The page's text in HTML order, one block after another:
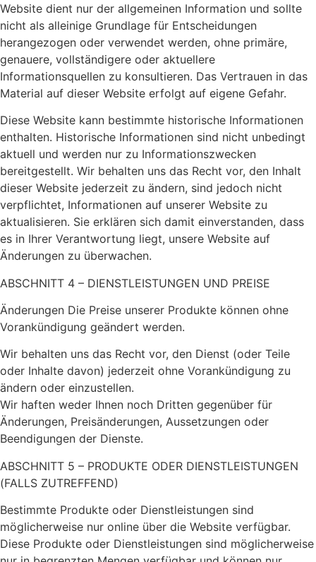
Website dient nur der allgemeinen Information und sollte
nicht als alleinige Grundlage für Entscheidungen
herangezogen oder verwendet werden, ohne primäre,
genauere, vollständigere oder aktuellere
Informationsquellen zu konsultieren. Das Vertrauen in das
Material auf dieser Website erfolgt auf eigene Gefahr.
Diese Website kann bestimmte historische Informationen
enthalten. Historische Informationen sind nicht unbedingt
aktuell und werden nur zu Informationszwecken
bereitgestellt. Wir behalten uns das Recht vor, den Inhalt
dieser Website jederzeit zu ändern, sind jedoch nicht
verpflichtet, Informationen auf unserer Website zu
aktualisieren. Sie erklären sich damit einverstanden, dass
es in Ihrer Verantwortung liegt, unsere Website auf
Änderungen zu überwachen.
ABSCHNITT 4 – DIENSTLEISTUNGEN UND PREISE
Änderungen Die Preise unserer Produkte können ohne
Vorankündigung geändert werden.
Wir behalten uns das Recht vor, den Dienst (oder Teile
oder Inhalte davon) jederzeit ohne Vorankündigung zu
ändern oder einzustellen.
Wir haften weder Ihnen noch Dritten gegenüber für
Änderungen, Preisänderungen, Aussetzungen oder
Beendigungen der Dienste.
ABSCHNITT 5 – PRODUKTE ODER DIENSTLEISTUNGEN
(FALLS ZUTREFFEND)
Bestimmte Produkte oder Dienstleistungen sind
möglicherweise nur online über die Website verfügbar.
Diese Produkte oder Dienstleistungen sind möglicherweise